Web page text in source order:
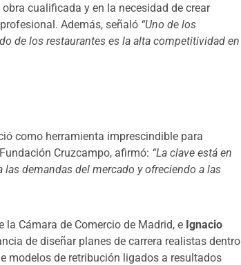
cualificada y en la necesidad de crear
Además, señaló “Uno de los
de los restaurantes es la alta competitividad en
como herramienta imprescindible para
Cruzcampo, afirmó: “La clave está en
demandas del mercado y ofreciendo a las
la Cámara de Comercio de Madrid, e Ignacio
de diseñar planes de carrera realistas dentro
modelos de retribución ligados a resultados